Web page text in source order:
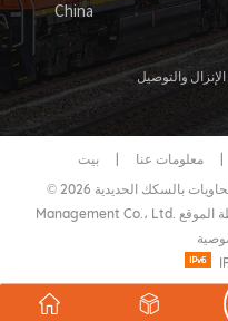
China
والتوصيل
بيت معلومات عنا
© 2026 عزيزي نقل الحاويات بالسكك الحديدية (Zhejiang) Supply Chain